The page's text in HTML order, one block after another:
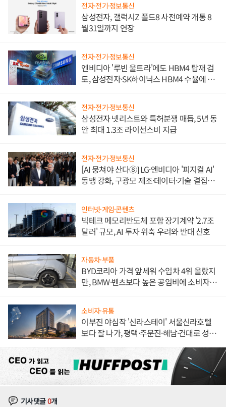
전자·전기·정보통신
삼성전자, 갤럭시Z 폴드8 사전예약 개통 8
월31일까지 연장
전자·전기·정보통신
엔비디아 '루빈 울트라'에도 HBM4 탑재 검
토, 삼성전자·SK하이닉스 HBM4 수율에 주
전자·전기·정보통신
삼성전자 넷리스트와 특허분쟁 매듭, 5년 동
안 최대 1.3조 라이선스비 지급
전자·전기·정보통신
[AI 뭉쳐야 산다⑧] LG·엔비디아 '피지컬 AI'
동맹 강화, 구광모 제조·데이터·기술 결집
인터넷·게임·콘텐츠
빅테크 메모리반도체 포함 장기계약 '2.7조
달러' 규모, AI 투자 위축 우려와 반대 신호
자동차·부품
BYD코리아 가격 앞세워 수입차 4위 올랐지
만, BMW·벤츠보다 높은 공임비에 소비자
소비자·유통
이부진 야심작 '신라스테이' 서울신라호텔
보다 잘 나가, 평택·주문진·해남·건대로 성
기사댓글0개